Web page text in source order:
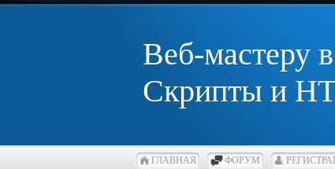
Веб-мастеру
Скрипты и
ГЛАВНАЯ ФОРУМ